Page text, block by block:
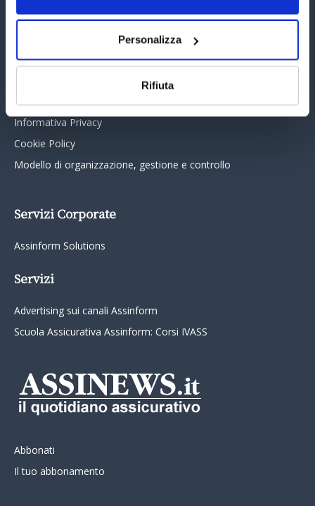
Personalizza
Rifiuta
Assinform Editore
Chi siamo
Collabora con noi
Informativa Privacy
Cookie Policy
Modello di organizzazione, gestione e controllo
Servizi Corporate
Assinform Solutions
Servizi
Advertising sui canali Assinform
Scuola Assicurativa Assinform: Corsi IVASS
Abbonati
Il tuo abbonamento